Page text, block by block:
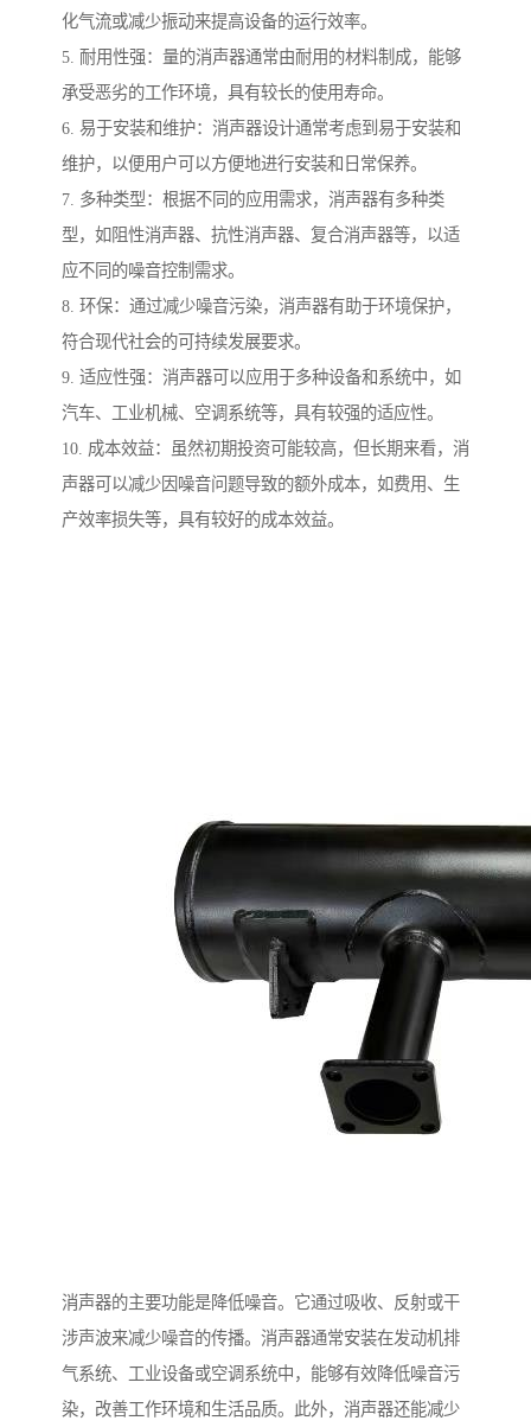
化气流或减少振动来提高设备的运行效率。
5. 耐用性强：量的消声器通常由耐用的材料制成，能够
承受恶劣的工作环境，具有较长的使用寿命。
6. 易于安装和维护：消声器设计通常考虑到易于安装和
维护，以便用户可以方便地进行安装和日常保养。
7. 多种类型：根据不同的应用需求，消声器有多种类
型，如阻性消声器、抗性消声器、复合消声器等，以适
应不同的噪音控制需求。
8. 环保：通过减少噪音污染，消声器有助于环境保护，
符合现代社会的可持续发展要求。
9. 适应性强：消声器可以应用于多种设备和系统中，如
汽车、工业机械、空调系统等，具有较强的适应性。
10. 成本效益：虽然初期投资可能较高，但长期来看，消
声器可以减少因噪音问题导致的额外成本，如费用、生
产效率损失等，具有较好的成本效益。
消声器的主要功能是降低噪音。它通过吸收、反射或干
涉声波来减少噪音的传播。消声器通常安装在发动机排
气系统、工业设备或空调系统中，能够有效降低噪音污
染，改善工作环境和生活品质。此外，消声器还能减少